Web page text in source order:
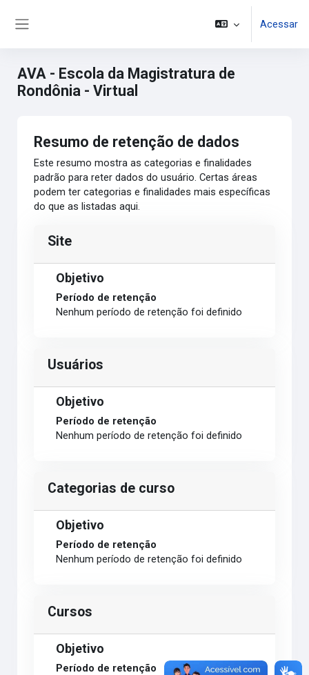
Acessar
AVA - Escola da Magistratura de
Rondônia - Virtual
Resumo de retenção de dados
Este resumo mostra as categorias e finalidades
padrão para reter dados do usuário. Certas áreas
podem ter categorias e finalidades mais específicas
do que as listadas aqui.
Site
Objetivo
Período de retenção
Nenhum período de retenção foi definido
Usuários
Objetivo
Período de retenção
Nenhum período de retenção foi definido
Categorias de curso
Objetivo
Período de retenção
Nenhum período de retenção foi definido
Cursos
Objetivo
Período de retenção